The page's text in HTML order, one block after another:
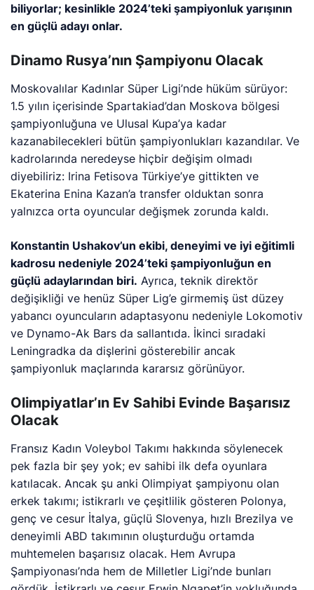
biliyorlar; kesinlikle 2024’teki şampiyonluk yarışının
en güçlü adayı onlar.
Dinamo Rusya’nın Şampiyonu Olacak
Moskovalılar Kadınlar Süper Ligi’nde hüküm sürüyor:
1.5 yılın içerisinde Spartakiad’dan Moskova bölgesi
şampiyonluğuna ve Ulusal Kupa’ya kadar
kazanabilecekleri bütün şampiyonlukları kazandılar. Ve
kadrolarında neredeyse hiçbir değişim olmadı
diyebiliriz: Irina Fetisova Türkiye’ye gittikten ve
Ekaterina Enina Kazan’a transfer olduktan sonra
yalnızca orta oyuncular değişmek zorunda kaldı.
Konstantin Ushakov’un ekibi, deneyimi ve iyi eğitimli
kadrosu nedeniyle 2024’teki şampiyonluğun en
güçlü adaylarından biri. Ayrıca, teknik direktör
değişikliği ve henüz Süper Lig’e girmemiş üst düzey
yabancı oyuncuların adaptasyonu nedeniyle Lokomotiv
ve Dynamo-Ak Bars da sallantıda. İkinci sıradaki
Leningradka da dişlerini gösterebilir ancak
şampiyonluk maçlarında kararsız görünüyor.
Olimpiyatlar’ın Ev Sahibi Evinde Başarısız
Olacak
Fransız Kadın Voleybol Takımı hakkında söylenecek
pek fazla bir şey yok; ev sahibi ilk defa oyunlara
katılacak. Ancak şu anki Olimpiyat şampiyonu olan
erkek takımı; istikrarlı ve çeşitlilik gösteren Polonya,
genç ve cesur İtalya, güçlü Slovenya, hızlı Brezilya ve
deneyimli ABD takımının oluşturduğu ortamda
muhtemelen başarısız olacak. Hem Avrupa
Şampiyonası’nda hem de Milletler Ligi’nde bunları